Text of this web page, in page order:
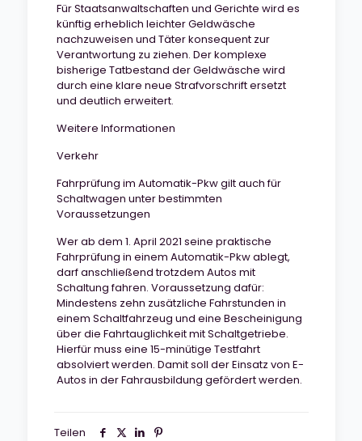
Für Staatsanwaltschaften und Gerichte wird es
künftig erheblich leichter Geldwäsche
nachzuweisen und Täter konsequent zur
Verantwortung zu ziehen. Der komplexe
bisherige Tatbestand der Geldwäsche wird
durch eine klare neue Strafvorschrift ersetzt
und deutlich erweitert.
Weitere Informationen
Verkehr
Fahrprüfung im Automatik-Pkw gilt auch für
Schaltwagen unter bestimmten
Voraussetzungen
Wer ab dem 1. April 2021 seine praktische
Fahrprüfung in einem Automatik-Pkw ablegt,
darf anschließend trotzdem Autos mit
Schaltung fahren. Voraussetzung dafür:
Mindestens zehn zusätzliche Fahrstunden in
einem Schaltfahrzeug und eine Bescheinigung
über die Fahrtauglichkeit mit Schaltgetriebe.
Hierfür muss eine 15-minütige Testfahrt
absolviert werden. Damit soll der Einsatz von E-
Autos in der Fahrausbildung gefördert werden.
Teilen